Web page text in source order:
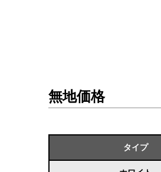
無地価格
タイプ